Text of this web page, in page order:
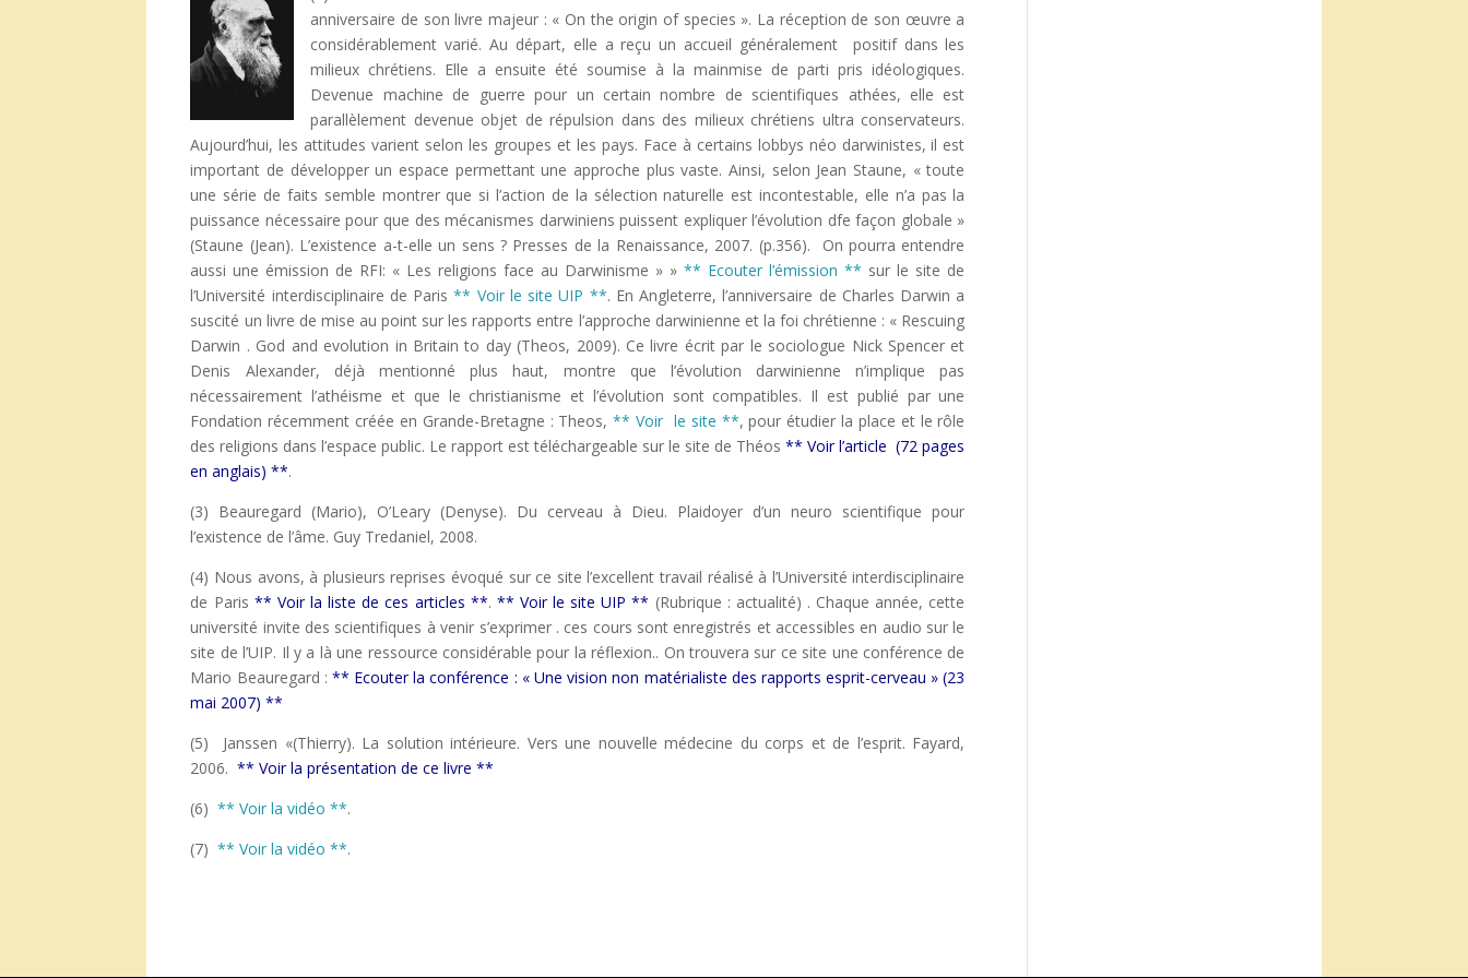
anniversaire de son livre majeur : « On the origin of species ». La réception de son œuvre a
considérablement varié. Au départ, elle a reçu un accueil généralement positif dans les
milieux chrétiens. Elle a ensuite été soumise à la mainmise de parti pris idéologiques.
Devenue machine de guerre pour un certain nombre de scientifiques athées, elle est
parallèlement devenue objet de répulsion dans des milieux chrétiens ultra conservateurs.
Aujourd’hui, les attitudes varient selon les groupes et les pays. Face à certains lobbys néo darwinistes, il est
important de développer un espace permettant une approche plus vaste. Ainsi, selon Jean Staune, « toute
une série de faits semble montrer que si l’action de la sélection naturelle est incontestable, elle n’a pas la
puissance nécessaire pour que des mécanismes darwiniens puissent expliquer l’évolution dfe façon globale »
(Staune (Jean). L’existence a-t-elle un sens ? Presses de la Renaissance, 2007. (p.356). On pourra entendre
aussi une émission de RFI: « Les religions face au Darwinisme » »** Ecouter l’émission ** sur le site de
l’Université interdisciplinaire de Paris** Voir le site UIP **. En Angleterre, l’anniversaire de Charles Darwin a
suscité un livre de mise au point sur les rapports entre l’approche darwinienne et la foi chrétienne : « Rescuing
Darwin . God and evolution in Britain to day (Theos, 2009). Ce livre écrit par le sociologue Nick Spencer et
Denis Alexander, déjà mentionné plus haut, montre que l’évolution darwinienne n’implique pas
nécessairement l’athéisme et que le christianisme et l’évolution sont compatibles. Il est publié par une
Fondation récemment créée en Grande-Bretagne : Theos,** Voir le site **, pour étudier la place et le rôle
des religions dans l’espace public. Le rapport est téléchargeable sur le site de Théos** Voir l’article (72 pages
en anglais) **.
(3) Beauregard (Mario), O’Leary (Denyse). Du cerveau à Dieu. Plaidoyer d’un neuro scientifique pour
l’existence de l’âme. Guy Tredaniel, 2008.
(4) Nous avons, à plusieurs reprises évoqué sur ce site l’excellent travail réalisé à l’Université interdisciplinaire
de Paris ** Voir la liste de ces articles **. ** Voir le site UIP ** (Rubrique : actualité) . Chaque année, cette
université invite des scientifiques à venir s’exprimer . ces cours sont enregistrés et accessibles en audio sur le
site de l’UIP. Il y a là une ressource considérable pour la réflexion.. On trouvera sur ce site une conférence de
Mario Beauregard : ** Ecouter la conférence : « Une vision non matérialiste des rapports esprit-cerveau » (23
mai 2007) **
(5) Janssen «(Thierry). La solution intérieure. Vers une nouvelle médecine du corps et de l’esprit. Fayard,
2006. ** Voir la présentation de ce livre **
(6)** Voir la vidéo **.
(7)** Voir la vidéo **.